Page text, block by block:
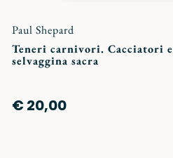
Paul Shepard
Teneri carnivori. Cacciatori e
selvaggina sacra
€ 20,00